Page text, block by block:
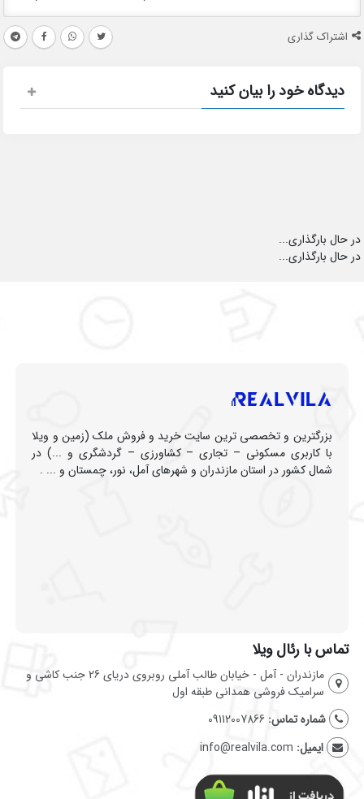
اشتراک گذاری
دیدگاه خود را بیان کنید
در حال بارگذاری...
در حال بارگذاری...
بزرگترین و تخصصی ترین سایت خرید و فروش ملک (زمین و ویلا
با کاربری مسکونی – تجاری – کشاورزی – گردشگری و ...) در
شمال کشور در استان مازندران و شهرهای آمل، نور، چمستان و ... .
تماس با رئال ویلا
مازندران - آمل - خیابان طالب آملی روبروی دریای 26 جنب کاشی و
سرامیک فروشی همدانی طبقه اول
شماره تماس: 09112007866
ایمیل: info@realvila.com